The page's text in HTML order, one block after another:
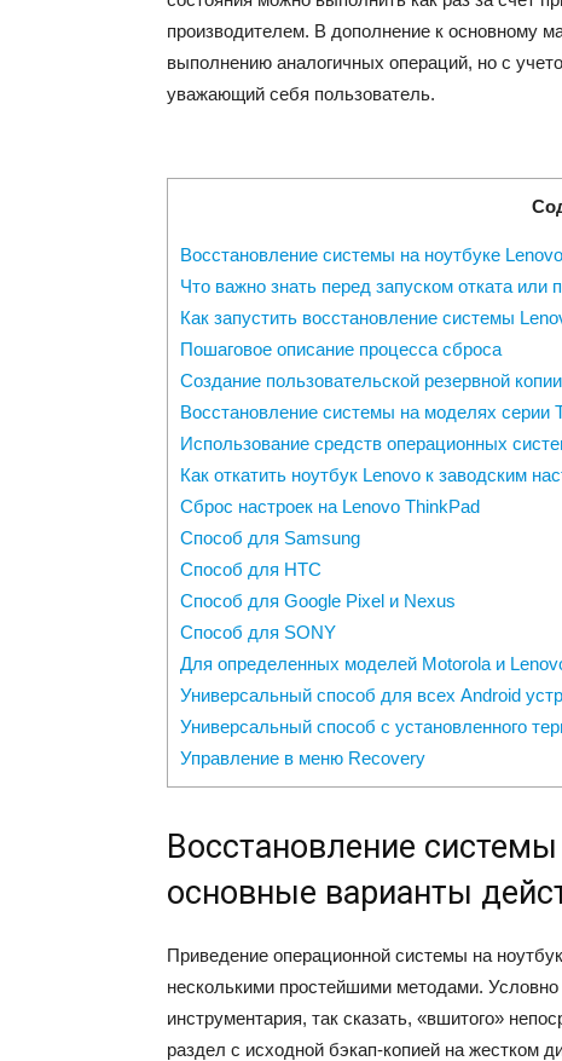
производителем. В дополнение к основному
выполнению аналогичных операций, но с
уважающий себя пользователь.
Восстановление системы на ноутбуке
Что важно знать перед запуском отката или
Как запустить восстановление системы
Пошаговое описание процесса сброса
Создание пользовательской резервной копии
Восстановление системы на моделях серии
Использование средств операционных
Как откатить ноутбук Lenovo к заводским
Сброс настроек на Lenovo ThinkPad
Способ для Samsung
Способ для HTC
Способ для Google Pixel и Nexus
Способ для SONY
Для определенных моделей Motorola и
Универсальный способ для всех Android
Универсальный способ с установленного
Управление в меню Recovery
Восстановление
основные варианты
Приведение операционной системы на
несколькими простейшими методами.
инструментария, так сказать, «вшитого»
раздел с исходной бэкап-копией на жестком